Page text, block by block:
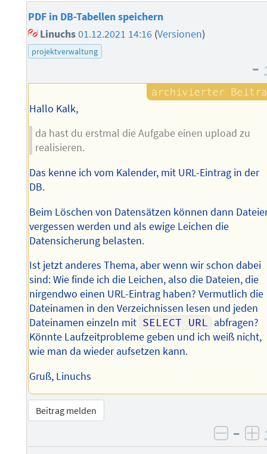
PDF in DB-Tabellen speichern
Linuchs01.12.2021 14:16 (Versionen)
projektverwaltung
–
Hallo Kalk,
da hast du erstmal die Aufgabe einen upload zu
realisieren.
Das kenne ich vom Kalender, mit URL-Eintrag in der
DB.
Beim Löschen von Datensätzen können dann
vergessen werden und als ewige Leichen die
Datensicherung belasten.
Ist jetzt anderes Thema, aber wenn wir schon dabei
sind: Wie finde ich die Leichen, also die Dateien, die
nirgendwo einen URL-Eintrag haben? Vermutlich die
Dateinamen in den Verzeichnissen lesen und jeden
Dateinamen einzeln mit SELECT URL abfragen?
Könnte Laufzeitprobleme geben und ich weiß nicht,
wie man da wieder aufsetzen kann.
Gruß, Linuchs
Beitrag melden
–